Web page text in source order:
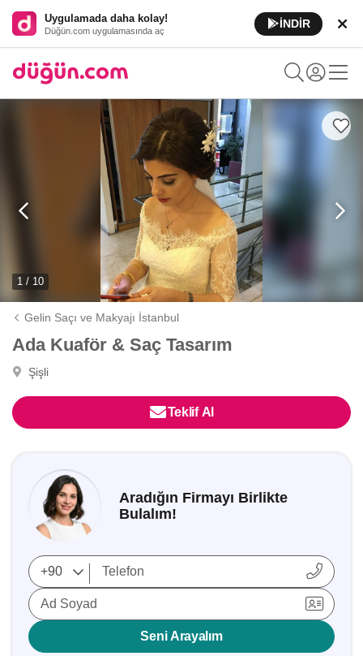
Uygulamada daha kolay!
Düğün.com uygulamasında aç
İNDİR
1 / 10
Gelin Saçı ve Makyajı İstanbul
Ada Kuaför & Saç Tasarım
Şişli
Teklif Al
Aradığın Firmayı Birlikte
Bulalım!
Ad Soyad
Seni Arayalım